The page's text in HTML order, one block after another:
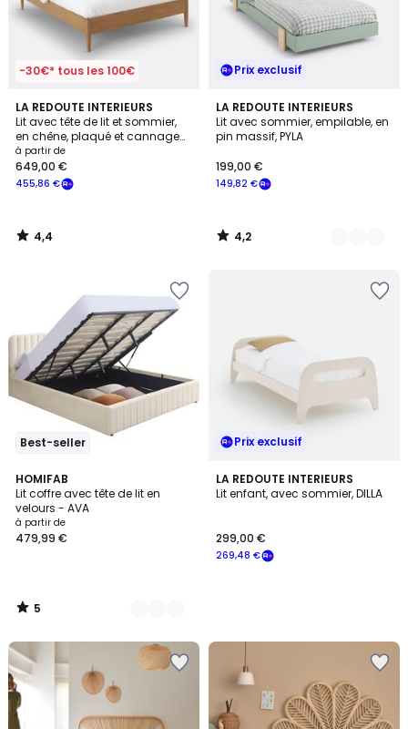
-30€* tous les 100€
LA REDOUTE INTERIEURS
Lit avec tête de lit et sommier,
en chêne, plaqué et cannage
de rotin, MADARA
à partir de
455,86 €
649,00 €
4,4
/ 5
4,4
/
Prix exclusif
LA REDOUTE INTERIEURS
Lit avec sommier, empilable, en
pin massif, PYLA
149,82 €
199,00 €
4,2
/ 5
3
Couleurs
4,2
/
Best-seller
HOMIFAB
Lit coffre avec tête de lit en
velours - AVA
à partir de
479,99 €
5
/
5
5
Couleurs
5
/
Prix exclusif
LA REDOUTE INTERIEURS
Lit enfant, avec sommier, DILLA
269,48 €
299,00 €